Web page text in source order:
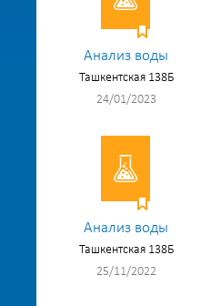
Анализ воды
Ташкентская 138Б
24/01/2023
Анализ воды
Ташкентская 138Б
25/11/2022